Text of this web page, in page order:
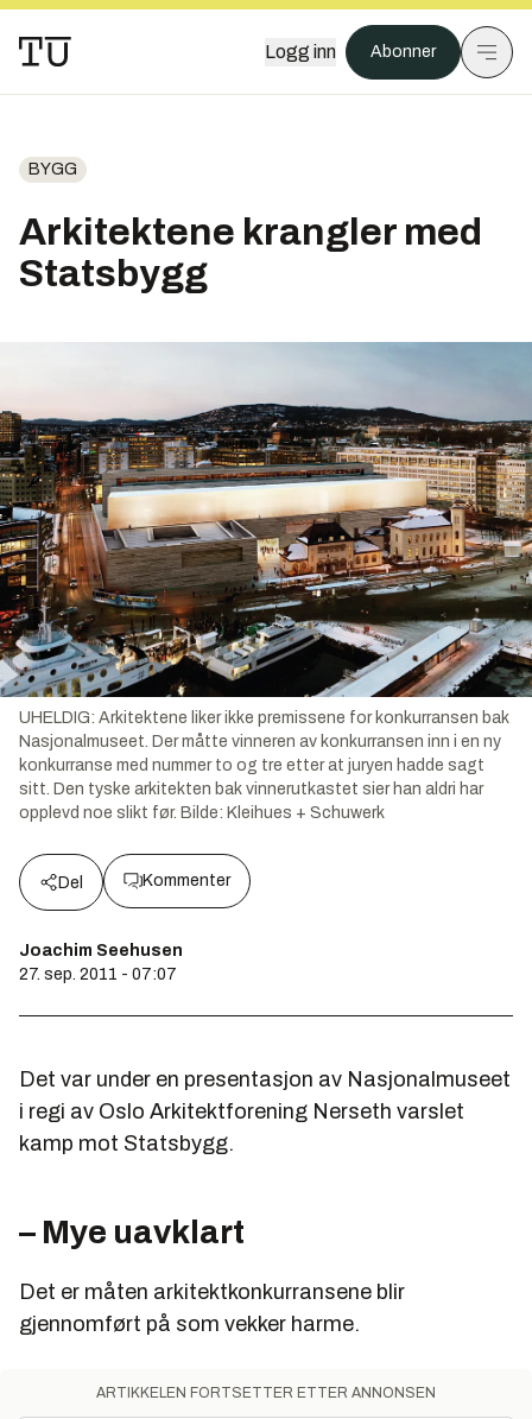
Logg inn Abonner
BYGG
Arkitektene krangler med
Statsbygg
UHELDIG: Arkitektene liker ikke premissene for konkurransen bak
Nasjonalmuseet. Der måtte vinneren av konkurransen inn i en ny
konkurranse med nummer to og tre etter at juryen hadde sagt
sitt. Den tyske arkitekten bak vinnerutkastet sier han aldri har
opplevd noe slikt før. Bilde: Kleihues + Schuwerk
Del Kommenter
Joachim Seehusen
27. sep. 2011 - 07:07
Det var under en presentasjon av Nasjonalmuseet
i regi av Oslo Arkitektforening Nerseth varslet
kamp mot Statsbygg.
– Mye uavklart
Det er måten arkitektkonkurransene blir
gjennomført på som vekker harme.
ARTIKKELEN FORTSETTER ETTER ANNONSEN